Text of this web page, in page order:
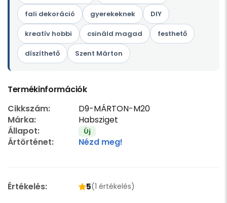
fali dekoráció gyerekeknek DIY
kreatív hobbi csináld magad festhető
díszíthető Szent Márton
Termékinformációk
Cikkszám:
D9-MÁRTON-M20
Márka:
Habsziget
Állapot:
Új
Ártörténet: Nézd meg!
Értékelés: 5(1 értékelés)